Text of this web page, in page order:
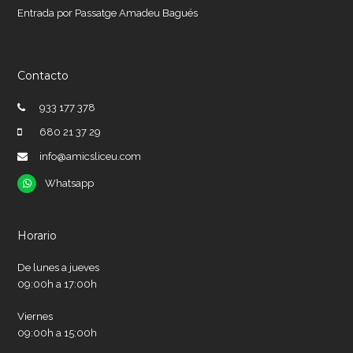
Entrada por Passatge Amadeu Bagués
Contacto
933 177 378
680 21 37 29
info@amicsliceu.com
Whatsapp
Whatsapp
Horario
De lunes a jueves
09:00h a 17:00h
Viernes
09:00h a 15:00h